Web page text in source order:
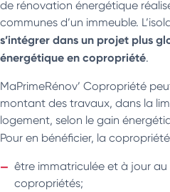
de rénovation énergétique
communes d’un immeuble.
s’intégrer dans un projet plus
énergétique en copropriété.
MaPrimeRénov’ Copropriété
montant des travaux, dans la
logement, selon le gain
Pour en bénéficier, la
être immatriculée et à jour
copropriétés;